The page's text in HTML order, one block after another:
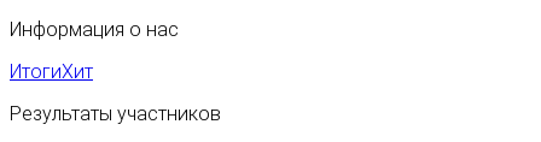
Информация о нас
ИтогиХит
Результаты участников